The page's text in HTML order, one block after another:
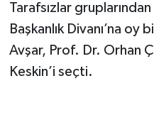
Tarafsızlar
Başkanlık Divanı’na
Avşar, Prof. Dr. Orhan
Keskin’i seçti.